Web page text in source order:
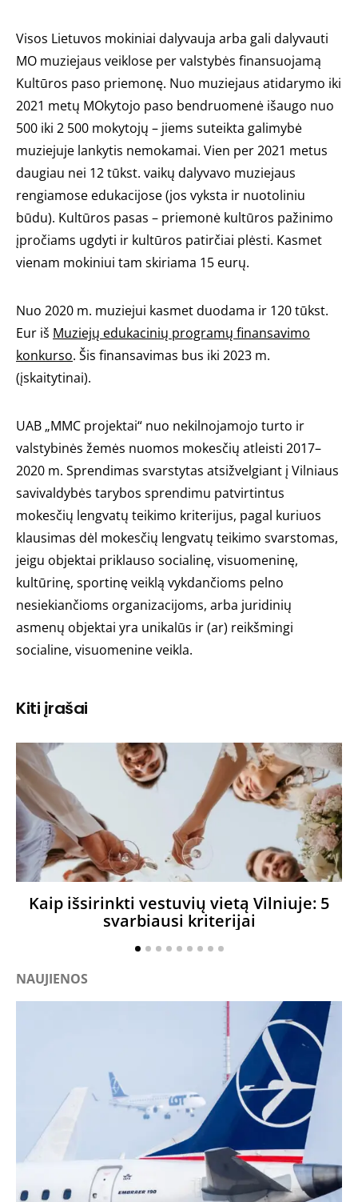
Visos Lietuvos mokiniai dalyvauja arba gali dalyvauti
MO muziejaus veiklose per valstybės finansuojamą
Kultūros paso priemonę. Nuo muziejaus atidarymo iki
2021 metų MOkytojo paso bendruomenė išaugo nuo
500 iki 2 500 mokytojų – jiems suteikta galimybė
muziejuje lankytis nemokamai. Vien per 2021 metus
daugiau nei 12 tūkst. vaikų dalyvavo muziejaus
rengiamose edukacijose (jos vyksta ir nuotoliniu
būdu). Kultūros pasas – priemonė kultūros pažinimo
įpročiams ugdyti ir kultūros patirčiai plėsti. Kasmet
vienam mokiniui tam skiriama 15 eurų.
Nuo 2020 m. muziejui kasmet duodama ir 120 tūkst.
Eur iš Muziejų edukacinių programų finansavimo
konkurso. Šis finansavimas bus iki 2023 m.
(įskaitytinai).
UAB „MMC projektai“ nuo nekilnojamojo turto ir
valstybinės žemės nuomos mokesčių atleisti 2017–
2020 m. Sprendimas svarstytas atsižvelgiant į Vilniaus
savivaldybės tarybos sprendimu patvirtintus
mokesčių lengvatų teikimo kriterijus, pagal kuriuos
klausimas dėl mokesčių lengvatų teikimo svarstomas,
jeigu objektai priklauso socialinę, visuomeninę,
kultūrinę, sportinę veiklą vykdančioms pelno
nesiekiančioms organizacijoms, arba juridinių
asmenų objektai yra unikalūs ir (ar) reikšmingi
socialine, visuomenine veikla.
Kiti įrašai
Kaip išsirinkti vestuvių vietą Vilniuje: 5
svarbiausi kriterijai
NAUJIENOS